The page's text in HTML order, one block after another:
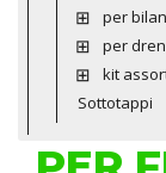
per
per
kit
Sottotappi